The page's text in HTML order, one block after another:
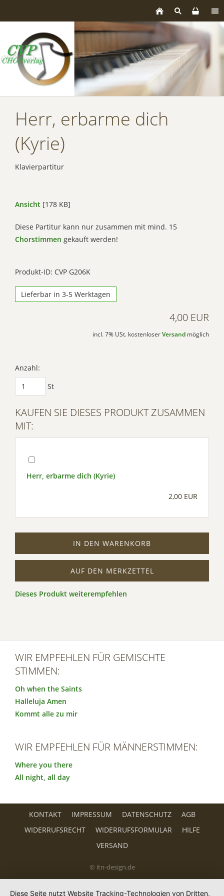
Herr, erbarme dich
(Kyrie)
Klavierpartitur
Ansicht [178 KB]
Diese Partitur kann nur zusammen mit mind. 15
Chorstimmen gekauft werden!
Produkt-ID: CVP G206K
Lieferbar in 3-5 Werktagen
4,00 EUR
incl. 7% USt. kostenloser Versand möglich
Anzahl:
St
KAUFEN SIE DIESES PRODUKT ZUSAMMEN
MIT:
Herr, erbarme dich (Kyrie)
2,00 EUR
IN DEN WARENKORB
AUF DEN MERKZETTEL
Dieses Produkt weiterempfehlen
WIR EMPFEHLEN FÜR GEMISCHTE
STIMMEN:
Oh when the Saints
Halleluja Amen
Kommt alle zu mir
WIR EMPFEHLEN FÜR MÄNNERSTIMMEN:
Where you there
All night, all day
KONTAKT IMPRESSUM DATENSCHUTZ
AGB
WIDERRUFSRECHT
WIDERRUFSFORMULAR
HILFE
VERSAND
© itn-design.de
Diese Seite nutzt Website Tracking-Technologien von Dritten,